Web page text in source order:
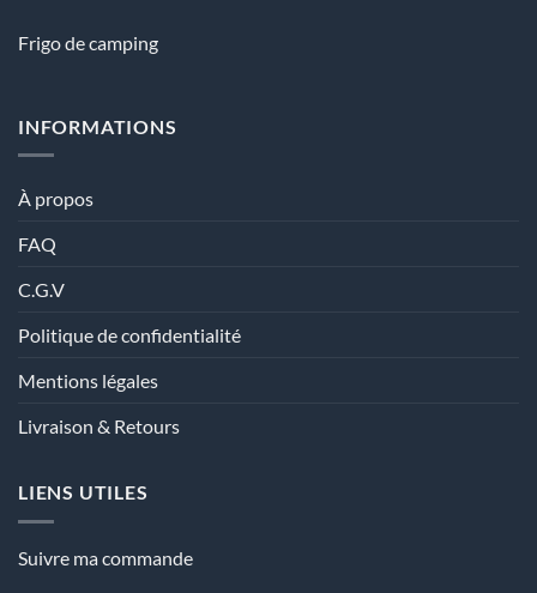
Frigo de camping
INFORMATIONS
À propos
FAQ
C.G.V
Politique de confidentialité
Mentions légales
Livraison & Retours
LIENS UTILES
Suivre ma commande